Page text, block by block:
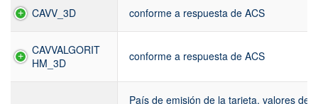
CAVV_3D conforme a respuesta de ACS
CAVVALGORIT
HM_3D
conforme a respuesta de ACS
País de emisión de la tarjeta, valores del